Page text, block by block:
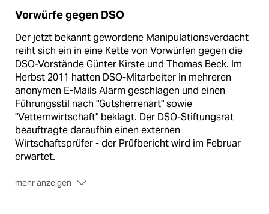
Vorwürfe gegen DSO
Der jetzt bekannt gewordene Manipulationsverdacht
reiht sich ein in eine Kette von Vorwürfen gegen die
DSO-Vorstände Günter Kirste und Thomas Beck. Im
Herbst 2011 hatten DSO-Mitarbeiter in mehreren
anonymen E-Mails Alarm geschlagen und einen
Führungsstil nach "Gutsherrenart" sowie
"Vetternwirtschaft" beklagt. Der DSO-Stiftungsrat
beauftragte daraufhin einen externen
Wirtschaftsprüfer - der Prüfbericht wird im Februar
erwartet.
mehr anzeigen